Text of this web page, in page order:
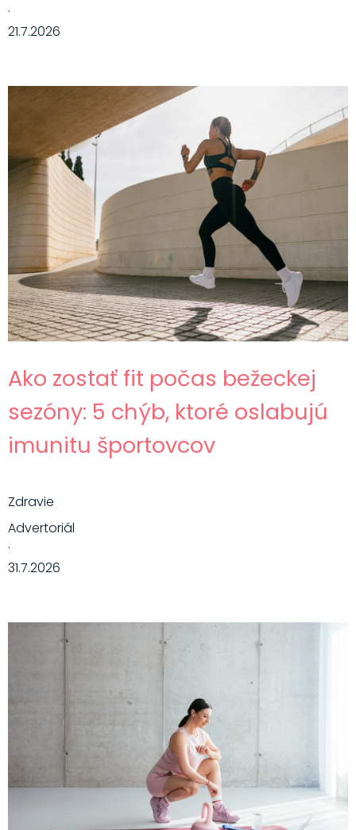
·
21.7.2026
Ako zostať fit počas bežeckej
sezóny: 5 chýb, ktoré oslabujú
imunitu športovcov
Zdravie
Advertoriál
·
31.7.2026